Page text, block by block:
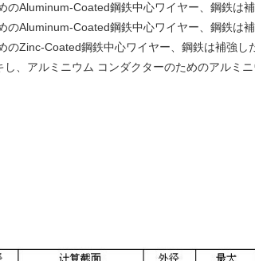
Aluminum-Coated鋼鉄中心ワイヤー、鋼鉄は補
Aluminum-Coated鋼鉄中心ワイヤー、鋼鉄は補
Zinc-Coated鋼鉄中心ワイヤー、鋼鉄は補強し
、アルミニウム コンダクターのためのアルミ